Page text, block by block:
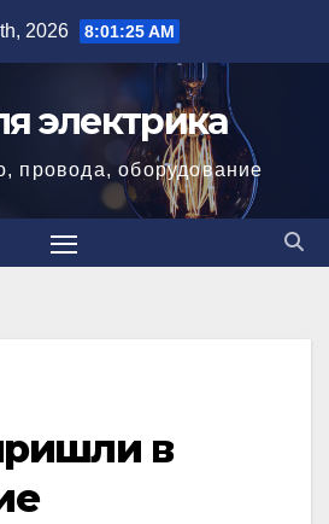
2026 8:01:26 AM
электрика
провода, оборудование
в